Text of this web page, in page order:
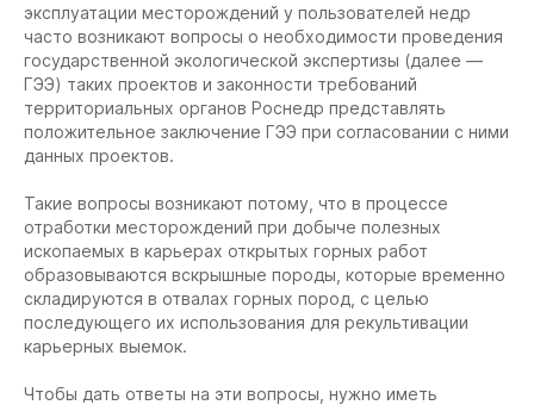
эксплуатации месторождений у пользователей недр
часто возникают вопросы о необходимости проведения
государственной экологической экспертизы (далее —
ГЭЭ) таких проектов и законности требований
территориальных органов Роснедр представлять
положительное заключение ГЭЭ при согласовании с ними
данных проектов.
Такие вопросы возникают потому, что в процессе
отработки месторождений при добыче полезных
ископаемых в карьерах открытых горных работ
образовываются вскрышные породы, которые временно
складируются в отвалах горных пород, с целью
последующего их использования для рекультивации
карьерных выемок.
Чтобы дать ответы на эти вопросы, нужно иметь